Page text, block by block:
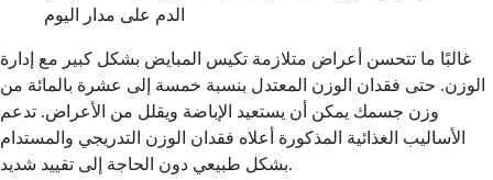
الدم على مدار اليوم
غالبًا ما تتحسن أعراض متلازمة تكيس المبايض بشكل كبير مع إدارة
الوزن. حتى فقدان الوزن المعتدل بنسبة خمسة إلى عشرة بالمائة من
وزن جسمك يمكن أن يستعيد الإباضة ويقلل من الأعراض. تدعم
الأساليب الغذائية المذكورة أعلاه فقدان الوزن التدريجي والمستدام
بشكل طبيعي دون الحاجة إلى تقييد شديد.